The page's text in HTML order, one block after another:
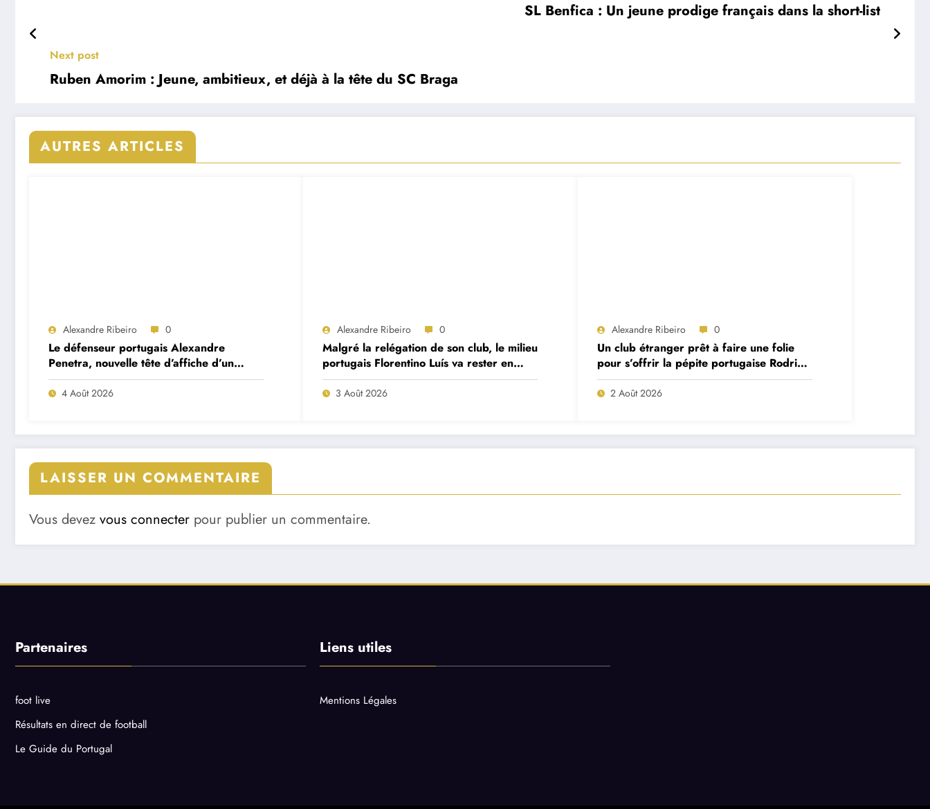
SL Benfica : Un jeune prodige français dans la short-list
Next post
Ruben Amorim : Jeune, ambitieux, et déjà à la tête du SC Braga
AUTRES ARTICLES
Alexandre Ribeiro 0
Le défenseur portugais Alexandre
Penetra, nouvelle tête d’affiche d’un
projet très ambitieux
4 Août 2026
Alexandre Ribeiro 0
Malgré la relégation de son club, le milieu
portugais Florentino Luís va rester en
Premier League
3 Août 2026
Alexandre Ribeiro 0
Un club étranger prêt à faire une folie
pour s’offrir la pépite portugaise Rodrigo
Mora ?
2 Août 2026
LAISSER UN COMMENTAIRE
Vous devez vous connecter pour publier un commentaire.
Partenaires
foot live
Résultats en direct de football
Le Guide du Portugal
Liens utiles
Mentions Légales